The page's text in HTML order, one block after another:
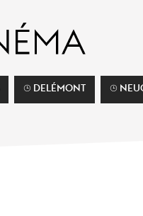
⌚︎ DELÉMONT ⌚︎